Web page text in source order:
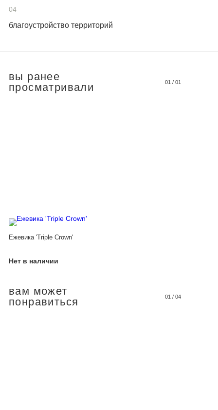
04
благоустройство территорий
вы ранее
просматривали
01 / 01
Ежевика 'Triple Crown'
Нет в наличии
вам может
понравиться
01 / 04